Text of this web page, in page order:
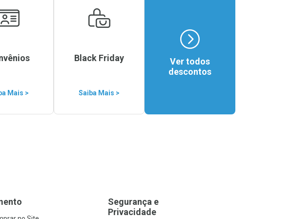
Mais >
Black Friday
Saiba Mais >
Ver todos
descontos
Segurança e
Privacidade